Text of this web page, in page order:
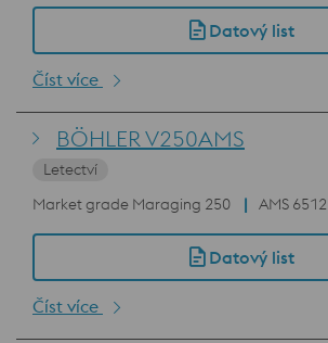
Datový list
Číst více
BÖHLER V250AMS
Letectví
Market grade Maraging 250
AMS 6512
Datový list
Číst více